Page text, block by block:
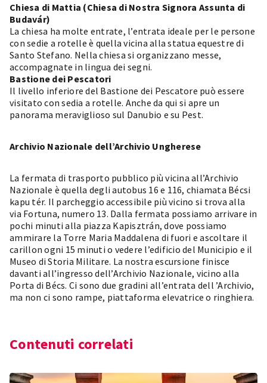
Chiesa di Mattia (Chiesa di Nostra Signora Assunta di
Budavár)
La chiesa ha molte entrate, l’entrata ideale per le persone
con sedie a rotelle è quella vicina alla statua equestre di
Santo Stefano. Nella chiesa si organizzano messe,
accompagnate in lingua dei segni.
Bastione dei Pescatori
Il livello inferiore del Bastione dei Pescatore può essere
visitato con sedia a rotelle. Anche da qui si apre un
panorama meraviglioso sul Danubio e su Pest.
Archivio Nazionale dell’Archivio Ungherese
La fermata di trasporto pubblico più vicina all’Archivio
Nazionale è quella degli autobus 16 e 116, chiamata Bécsi
kapu tér. Il parcheggio accessibile più vicino si trova alla
via Fortuna, numero 13. Dalla fermata possiamo arrivare in
pochi minuti alla piazza Kapisztrán, dove possiamo
ammirare la Torre Maria Maddalena di fuori e ascoltare il
carillon ogni 15 minuti o vedere l’edificio del Municipio e il
Museo di Storia Militare. La nostra escursione finisce
davanti all’ingresso dell’Archivio Nazionale, vicino alla
Porta di Bécs. Ci sono due gradini all’entrata dell ’Archivio,
ma non ci sono rampe, piattaforma elevatrice o ringhiera.
Contenuti correlati